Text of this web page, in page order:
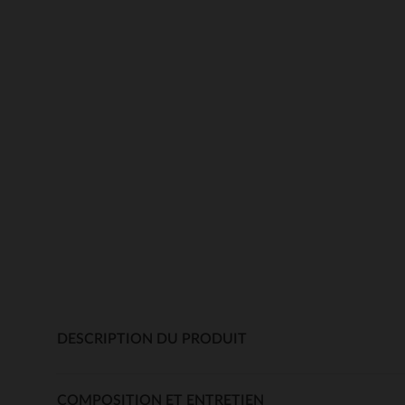
DESCRIPTION DU PRODUIT
COMPOSITION ET ENTRETIEN